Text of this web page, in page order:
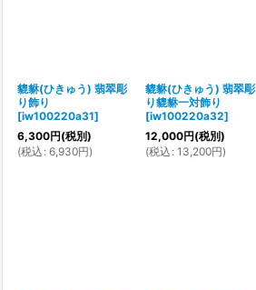
貔貅(ひきゅう) 翡翠彫
り飾り
[iw100220a31]
6,300円(税別)
(税込 : 6,930円)
貔貅(ひきゅう) 翡翠彫
り貔貅一対飾り
[iw100220a32]
12,000円(税別)
(税込 : 13,200円)